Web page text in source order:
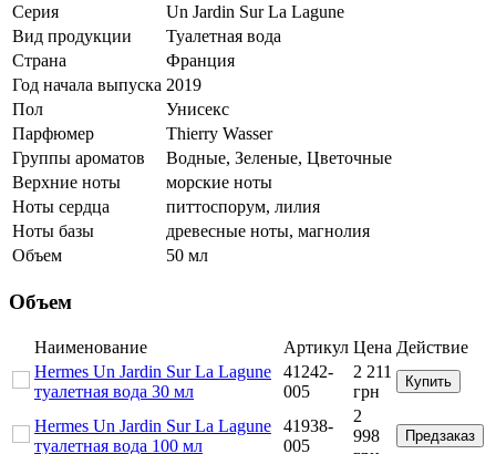
Серия
Un Jardin Sur La Lagune
Вид продукции
Туалетная вода
Страна
Франция
Год начала выпуска 2019
Пол
Унисекс
Парфюмер
Thierry Wasser
Группы ароматов
Водные, Зеленые, Цветочные
Верхние ноты
морские ноты
Ноты сердца
питтоспорум, лилия
Ноты базы
древесные ноты, магнолия
Объем
50 мл
Объем
Наименование Артикул Цена Действие
Hermes Un Jardin Sur La Lagune
туалетная вода 30 мл
41242-
005
2 211
грн
Купить
Hermes Un Jardin Sur La Lagune
туалетная вода 100 мл
41938-
005
2
998
Предзаказ